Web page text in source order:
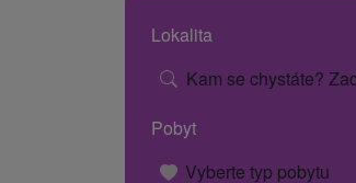
Lokalita
Kam se chystáte?
Pobyt
Vyberte typ pobytu